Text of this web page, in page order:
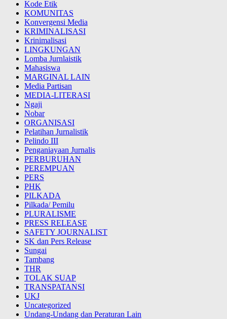
Kode Etik
KOMUNITAS
Konvergensi Media
KRIMINALISASI
Krinimalisasi
LINGKUNGAN
Lomba Jurnlaistik
Mahasiswa
MARGINAL LAIN
Media Partisan
MEDIA-LITERASI
Ngaji
Nobar
ORGANISASI
Pelatihan Jurnalistik
Pelindo III
Penganiayaan Jurnalis
PERBURUHAN
PEREMPUAN
PERS
PHK
PILKADA
Pilkada/ Pemilu
PLURALISME
PRESS RELEASE
SAFETY JOURNALIST
SK dan Pers Release
Sungai
Tambang
THR
TOLAK SUAP
TRANSPATANSI
UKJ
Uncategorized
Undang-Undang dan Peraturan Lain